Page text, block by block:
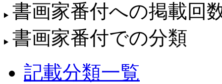
書画家番付への掲載回
書画家番付での分類
記載分類一覧